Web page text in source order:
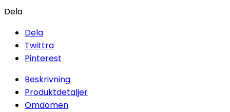
Dela
Dela
Twittra
Pinterest
Beskrivning
Produktdetaljer
Omdömen